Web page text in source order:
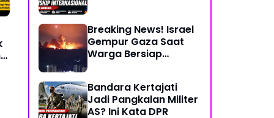
Breaking News! Israel
Gempur Gaza Saat
Warga Bersiap
Bandara Kertajati
Jadi Pangkalan Militer
AS? Ini Kata DPR